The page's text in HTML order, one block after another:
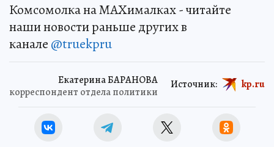
Комсомолка на MAXималках - читайте
наши новости раньше других в
канале @truekpru
Екатерина БАРАНОВА
корреспондент отдела политики
Источник: kp.ru